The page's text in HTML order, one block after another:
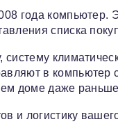
года компьютер.
списка
в компьютер
доме даже
и логистику